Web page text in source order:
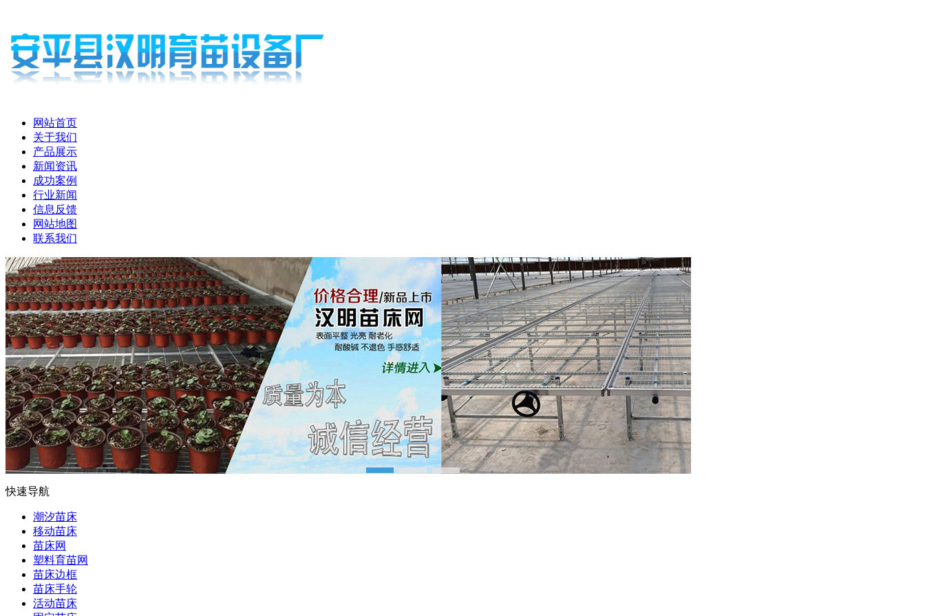
网站首页
关于我们
产品展示
新闻资讯
成功案例
行业新闻
信息反馈
网站地图
联系我们
快速导航
潮汐苗床
移动苗床
苗床网
塑料育苗网
苗床边框
苗床手轮
活动苗床